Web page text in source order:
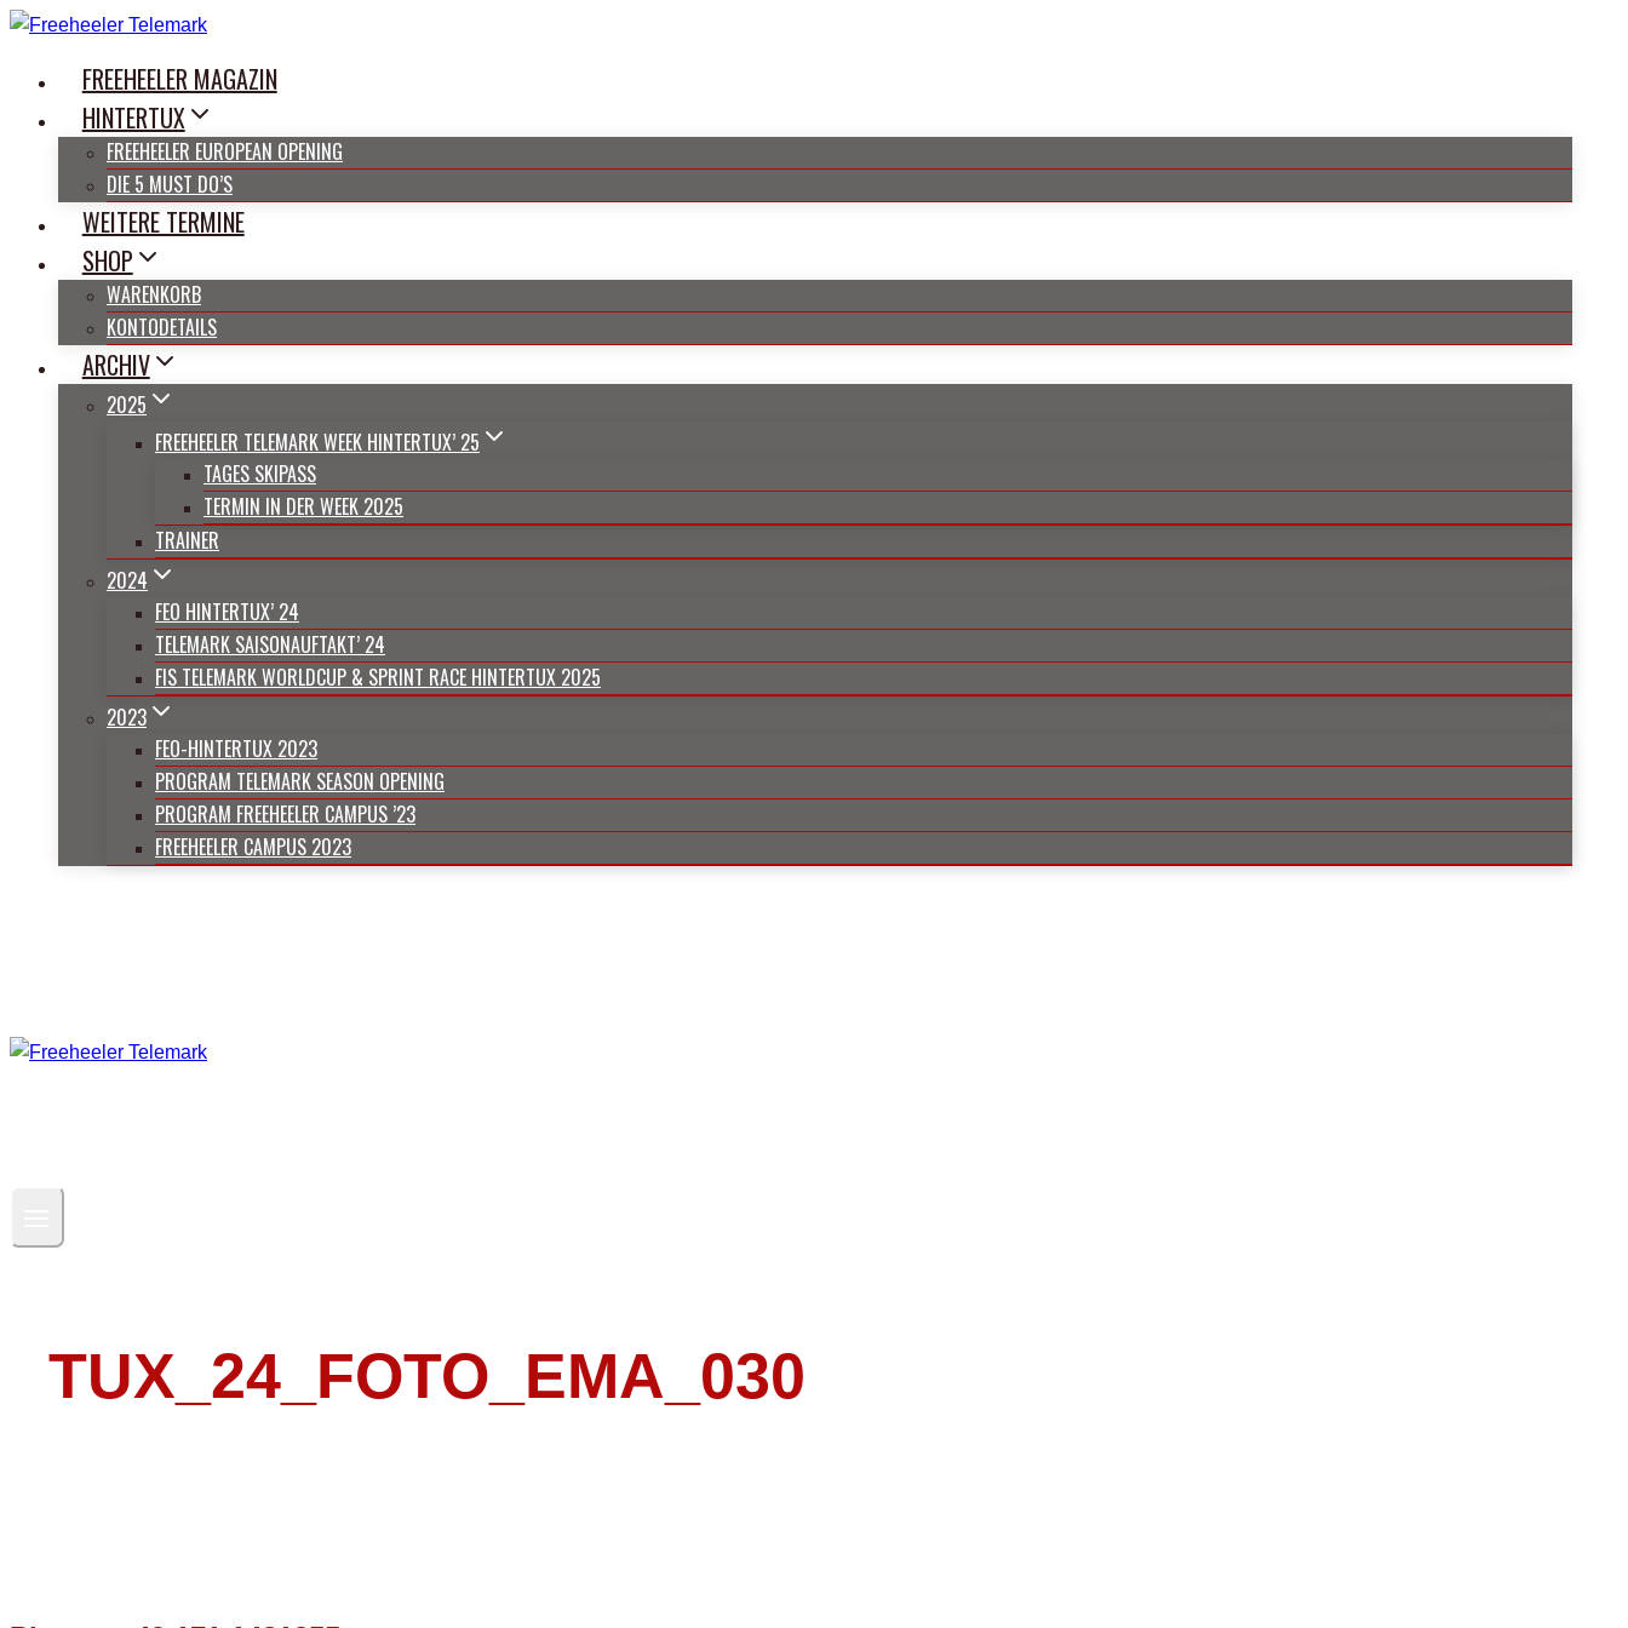
Zum
springen FREEHEELER MAGAZIN
HINTERTUX
FREEHEELER EUROPEAN OPENING
DIE 5 MUST DO’S
WEITERE TERMINE
SHOP
WARENKORB
KONTODETAILS
ARCHIV
2025
FREEHEELER TELEMARK WEEK HINTERTUX’ 25
TAGES SKIPASS
TERMIN IN DER WEEK 2025
TRAINER
2024
FEO HINTERTUX’ 24
TELEMARK SAISONAUFTAKT’ 24
FIS TELEMARK WORLDCUP & SPRINT RACE HINTERTUX 2025
2023
FEO-HINTERTUX 2023
PROGRAM TELEMARK SEASON OPENING
PROGRAM FREEHEELER CAMPUS ’23
FREEHEELER CAMPUS 2023
TUX_24_FOTO_EMA_030